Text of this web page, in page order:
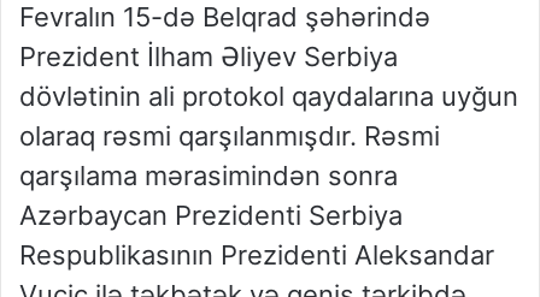
Fevralın 15-də Belqrad şəhərində
Prezident İlham Əliyev Serbiya
dövlətinin ali protokol qaydalarına uyğun
olaraq rəsmi qarşılanmışdır. Rəsmi
qarşılama mərasimindən sonra
Azərbaycan Prezidenti Serbiya
Respublikasının Prezidenti Aleksandar